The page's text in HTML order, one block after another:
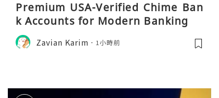
Premium USA-Verified Chime Ban
k Accounts for Modern Banking
Zavian Karim 1小時前